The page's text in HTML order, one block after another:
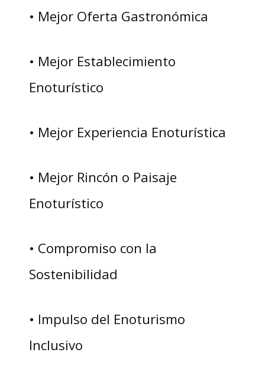
• Mejor Oferta Gastronómica
• Mejor Establecimiento
Enoturístico
• Mejor Experiencia Enoturística
• Mejor Rincón o Paisaje
Enoturístico
• Compromiso con la
Sostenibilidad
• Impulso del Enoturismo
Inclusivo